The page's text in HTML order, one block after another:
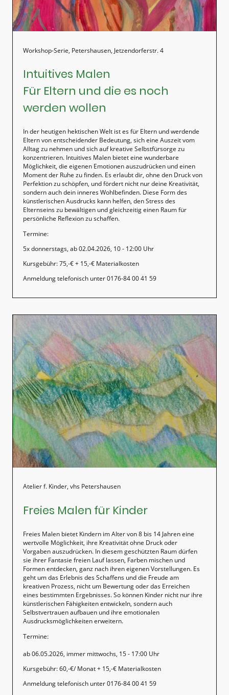
Workshop-Serie, Petershausen, Jetzendorferstr. 4
Intuitives Malen
Für Eltern und die es noch
werden wollen
In der heutigen hektischen Welt ist es für Eltern und werdende
Eltern von entscheidender Bedeutung, sich eine Auszeit vom
Alltag zu nehmen und sich auf kreative Selbstfürsorge zu
konzentrieren. Intuitives Malen bietet eine wunderbare
Möglichkeit, die eigenen Emotionen auszudrücken und einen
Moment der Ruhe zu finden. Es erlaubt dir, ohne den Druck von
Perfektion zu schöpfen, und fördert nicht nur deine Kreativität,
sondern auch dein inneres Wohlbefinden. Diese Form des
künstlerischen Ausdrucks kann helfen, den Stress des
Elternseins zu bewältigen und gleichzeitig einen Raum für
persönliche Reflexion zu schaffen.
Termine:
5x donnerstags, ab 02.04.2026, 10 - 12:00 Uhr
Kursgebühr: 75,-€ + 15,-€ Materialkosten
Anmeldung telefonisch unter 0176-84 00 41 59
Atelier f. Kinder, vhs Petershausen
Freies Malen für Kinder
Freies Malen bietet Kindern im Alter von 8 bis 14 Jahren eine
wertvolle Möglichkeit, ihre Kreativität ohne Druck oder
Vorgaben auszudrücken. In diesem geschützten Raum dürfen
sie ihrer Fantasie freien Lauf lassen, Farben mischen und
Formen entdecken, ganz nach ihren eigenen Vorstellungen. Es
geht um das Erlebnis des Schaffens und die Freude am
kreativen Prozess, nicht um Bewertung oder das Erreichen
eines bestimmten Ergebnisses. So können Kinder nicht nur ihre
künstlerischen Fähigkeiten entwickeln, sondern auch
Selbstvertrauen aufbauen und ihre emotionalen
Ausdrucksmöglichkeiten erweitern.
Termine:
ab 06.05.2026, immer mittwochs, 15 - 17:00 Uhr
Kursgebühr: 60,-€/ Monat + 15,-€ Materialkosten
Anmeldung telefonisch unter 0176-84 00 41 59